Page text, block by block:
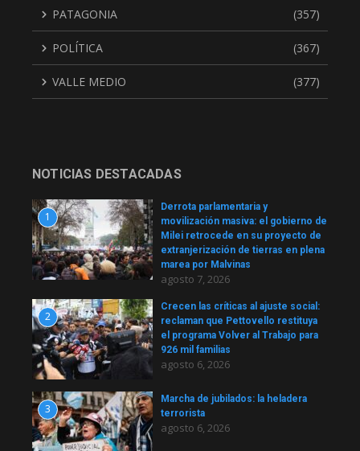
PATAGONIA (357)
POLÍTICA (367)
VALLE MEDIO (377)
NOTICIAS DESTACADAS
1
Derrota parlamentaria y
movilización masiva: el gobierno de
Milei retrocede en su proyecto de
extranjerización de tierras en plena
marea por Malvinas
agosto 7, 2026
2
Crecen las críticas al ajuste social:
reclaman que Pettovello restituya
el programa Volver al Trabajo para
926 mil familias
agosto 6, 2026
3
Marcha de jubilados: la heladera
terrorista
agosto 6, 2026